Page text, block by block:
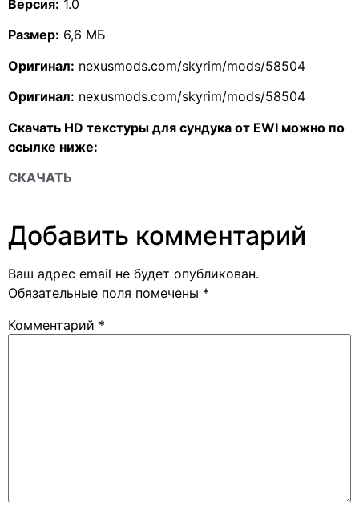
Версия: 1.0
Размер: 6,6 МБ
Оригинал: nexusmods.com/skyrim/mods/58504
Оригинал: nexusmods.com/skyrim/mods/58504
Скачать HD текстуры для сундука от EWI можно по
ссылке ниже:
СКАЧАТЬ
Добавить комментарий
Ваш адрес email не будет опубликован.
Обязательные поля помечены *
Комментарий *